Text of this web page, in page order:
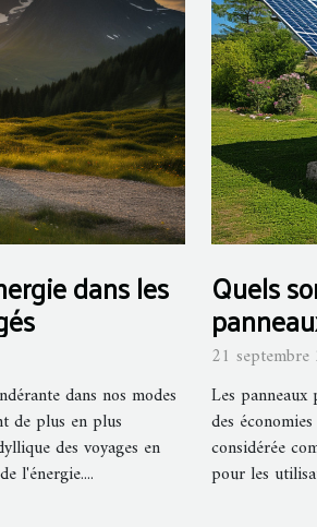
dans les
dans nos modes
de plus en plus
des voyages en
l'énergie....
Quels
21
Les
des
considérée
pour les